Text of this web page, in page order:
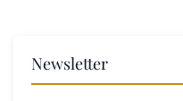
Newsletter